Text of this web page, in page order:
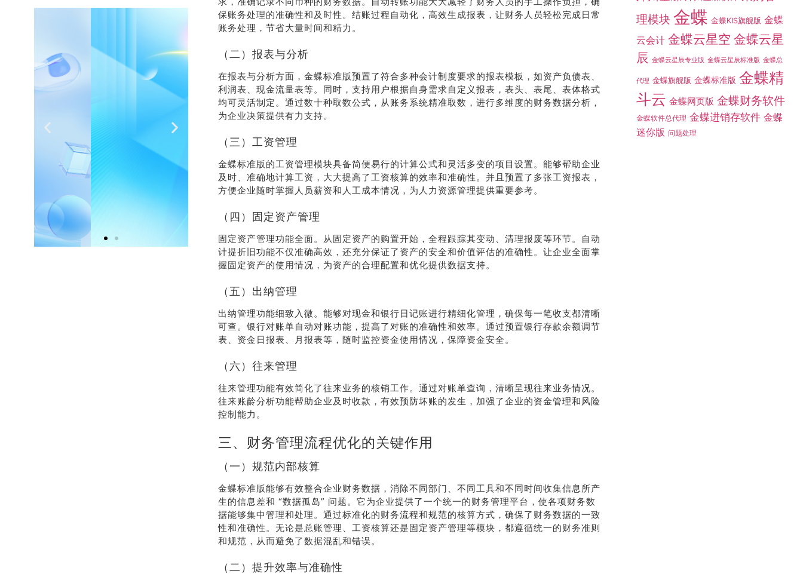
推荐
有礼
介绍客户豪礼
销售
热线
400-178-
3238
通
保账务处理的准确性和及时性。结账过程自动化，高效生成报表，让财务人员轻松完成日常
账务处理，节省大量时间和精力。
（二）报表与分析
在报表与分析方面，金蝶标准版预置了符合多种会计制度要求的报表模板，如资产负债表、
利润表、现金流量表等。同时，支持用户根据自身需求自定义报表，表头、表尾、表体格式
均可灵活制定。通过数十种取数公式，从账务系统精准取数，进行多维度的财务数据分析，
为企业决策提供有力支持。
（三）工资管理
金蝶标准版的工资管理模块具备简便易行的计算公式和灵活多变的项目设置。能够帮助企业
及时、准确地计算工资，大大提高了工资核算的效率和准确性。并且预置了多张工资报表，
方便企业随时掌握人员薪资和人工成本情况，为人力资源管理提供重要参考。
（四）固定资产管理
固定资产管理功能全面。从固定资产的购置开始，全程跟踪其变动、清理报废等环节。自动
计提折旧功能不仅准确高效，还充分保证了资产的安全和价值评估的准确性。让企业全面掌
握固定资产的使用情况，为资产的合理配置和优化提供数据支持。
（五）出纳管理
出纳管理功能细致入微。能够对现金和银行日记账进行精细化管理，确保每一笔收支都清晰
可查。银行对账单自动对账功能，提高了对账的准确性和效率。通过预置银行存款余额调节
表、资金日报表、月报表等，随时监控资金使用情况，保障资金安全。
（六）往来管理
往来管理功能有效简化了往来业务的核销工作。通过对账单查询，清晰呈现往来业务情况。
往来账龄分析功能帮助企业及时收款，有效预防坏账的发生，加强了企业的资金管理和风险
控制能力。
三、财务管理流程优化的关键作用
（一）规范内部核算
金蝶标准版能够有效整合企业财务数据，消除不同部门、不同工具和不同时间收集信息所产
生的信息差和 “数据孤岛” 问题。它为企业提供了一个统一的财务管理平台，使各项财务数
据能够集中管理和处理。通过标准化的财务流程和规范的核算方式，确保了财务数据的一致
性和准确性。无论是总账管理、工资核算还是固定资产管理等模块，都遵循统一的财务准则
和规范，从而避免了数据混乱和错误。
（二）提升效率与准确性
理模块 金蝶 金蝶KIS旗舰版 金蝶
云会计 金蝶云星空 金蝶云星
辰 金蝶云星辰专业版 金蝶云星辰标准版 金蝶总
代理 金蝶旗舰版 金蝶标准版 金蝶精
斗云 金蝶网页版 金蝶财务软件
金蝶软件总代理 金蝶进销存软件 金蝶
迷你版 问题处理